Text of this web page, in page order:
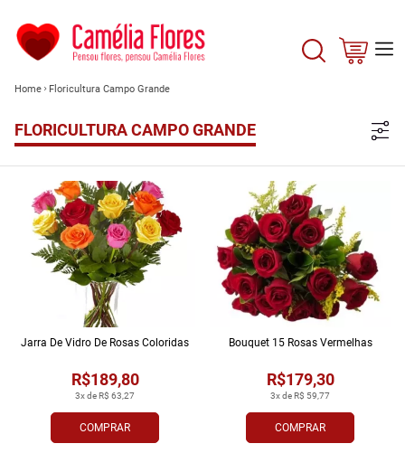
Home Floricultura Campo Grande
FLORICULTURA CAMPO GRANDE
COMPRAR
3x de R$ 63,27
R$189,80
Jarra De Vidro De Rosas Coloridas
COMPRAR
3x de R$ 59,77
R$179,30
Bouquet 15 Rosas Vermelhas